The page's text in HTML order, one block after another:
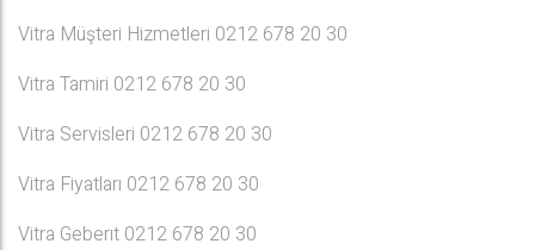
Vitra Müşteri Hizmetleri 0212 678 20 30
Vitra Tamiri 0212 678 20 30
Vitra Servisleri 0212 678 20 30
Vitra Fiyatları 0212 678 20 30
Vitra Geberıt 0212 678 20 30